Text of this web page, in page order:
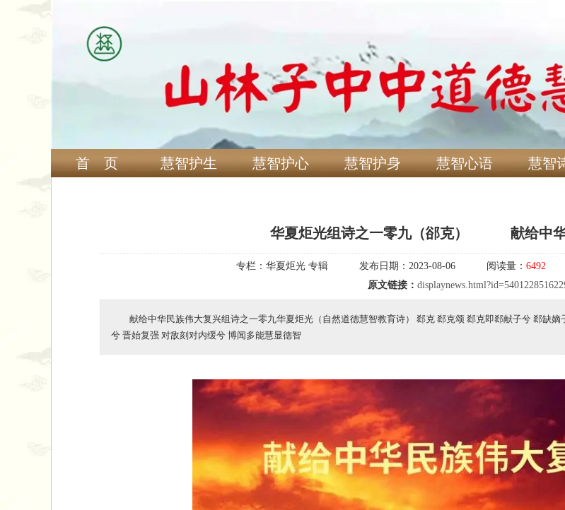
首 页 慧智护生 慧智护心 慧智护身 慧智心语 慧智
华夏炬光组诗之一零九（郤克） 献给中华
专栏： 华夏炬光 专辑 发布日期： 2023-08-06 阅读量： 6492
原文链接：
献给中华民族伟大复兴组诗之一零九华夏炬光（自然道德慧智教育诗） 郄克 郄克颂 郄克即郄献子兮 郄缺
兮 晋始复强 对敌刻对内缓兮 博闻多能慧显德智